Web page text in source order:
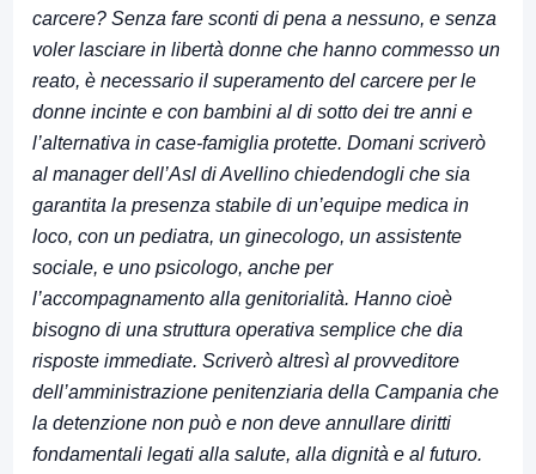
carcere? Senza fare sconti di pena a nessuno, e senza
voler lasciare in libertà donne che hanno commesso un
reato, è necessario il superamento del carcere per le
donne incinte e con bambini al di sotto dei tre anni e
l’alternativa in case-famiglia protette. Domani scriverò
al manager dell’Asl di Avellino chiedendogli che sia
garantita la presenza stabile di un’equipe medica in
loco, con un pediatra, un ginecologo, un assistente
sociale, e uno psicologo, anche per
l’accompagnamento alla genitorialità. Hanno cioè
bisogno di una struttura operativa semplice che dia
risposte immediate. Scriverò altresì al provveditore
dell’amministrazione penitenziaria della Campania che
la detenzione non può e non deve annullare diritti
fondamentali legati alla salute, alla dignità e al futuro.